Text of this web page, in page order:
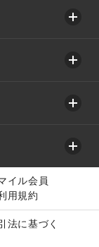
イル会員
用規約
法に基づく